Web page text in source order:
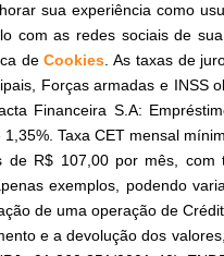
sua experiência como
com as redes sociais de
deCookies . As taxas de
Forças armadas e INSS
Financeira S.A:
Taxa CET mensal
R$ 107,00 por mês,
exemplos, podendo
de uma operação de
e a devolução dos